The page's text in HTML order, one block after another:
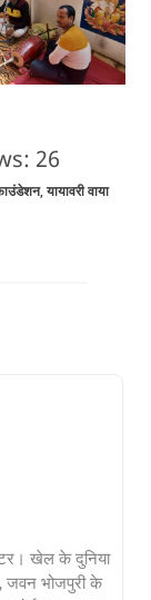
26
, यायावरी वाया
खेल के दुनिया
जवन भोजपुरी के